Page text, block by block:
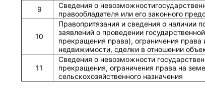
9
Сведения о
правообладателя или его законного
10
Правопритязания и сведения о наличии
заявлений о проведении
прекращения права), ограничения права
недвижимости, сделки в отношении
11
Сведения о невозможности
прекращения, ограничения права на
сельскохозяйственного назначения